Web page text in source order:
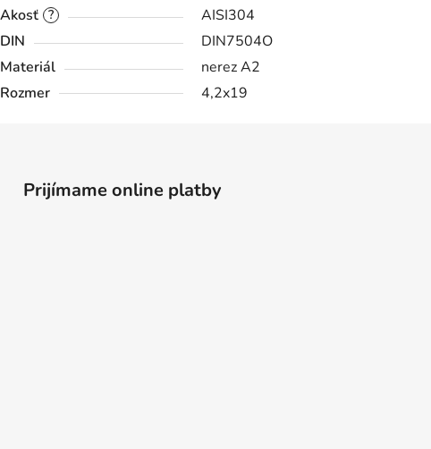
?
Akosť
AISI304
DIN
DIN7504O
Materiál
nerez A2
Rozmer
4,2x19
Prijímame online platby